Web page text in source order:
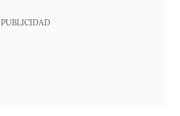
PUBLICIDAD